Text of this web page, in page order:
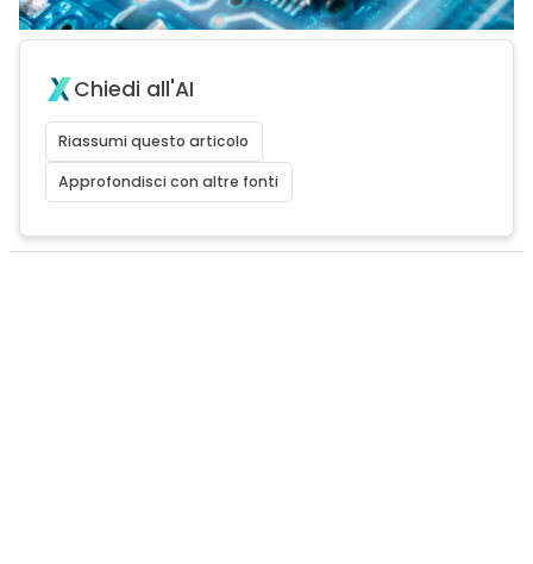
Chiedi all'AI
Riassumi questo articolo
Approfondisci con altre fonti